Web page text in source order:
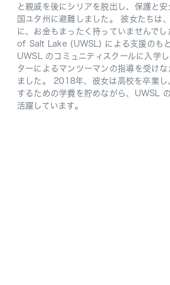
と親戚を後にシリアを脱出し、保護と
国ユタ州に避難しました。 彼女たちは
に、お金もまったく持っていませんで
of Salt Lake (UWSL) による支援のも
UWSL のコミュニティスクールに入学
ターによるマンツーマンの指導を受けな
ました。 2018年、彼女は高校を卒業し
するための学費を貯めながら、UWSL
活躍しています。